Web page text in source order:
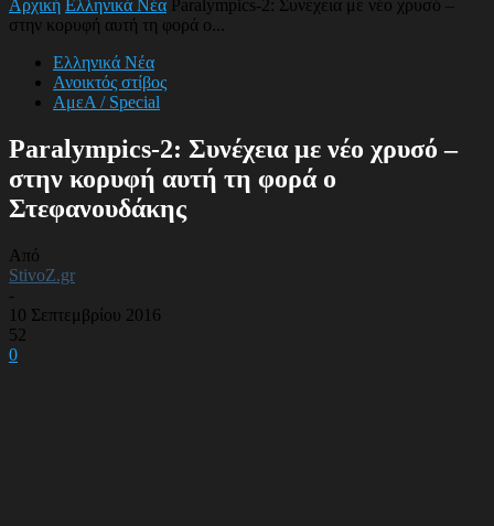
Αρχική Ελληνικά Νέα Paralympics-2: Συνέχεια με νέο χρυσό –
στην κορυφή αυτή τη φορά ο...
Ελληνικά Νέα
Ανοικτός στίβος
ΑμεΑ / Special
Paralympics-2: Συνέχεια με νέο χρυσό –
στην κορυφή αυτή τη φορά ο
Στεφανουδάκης
Από
StivoZ.gr
-
10 Σεπτεμβρίου 2016
52
0